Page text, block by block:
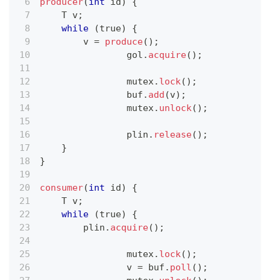
    T v
;
while
(true)
{
        v
= produce( ) ;
		gol
. acquire( ) ;
		mutex
. lock( ) ;
		buf
. add (v) ;
		mutex
. unlock( ) ;
		plin
. release( ) ;
}
}
consumer(int id)
{
    T v
;
while
(true)
{
        plin
. acquire( ) ;
		mutex
. lock( ) ;
		v
= buf . poll ( ) ;